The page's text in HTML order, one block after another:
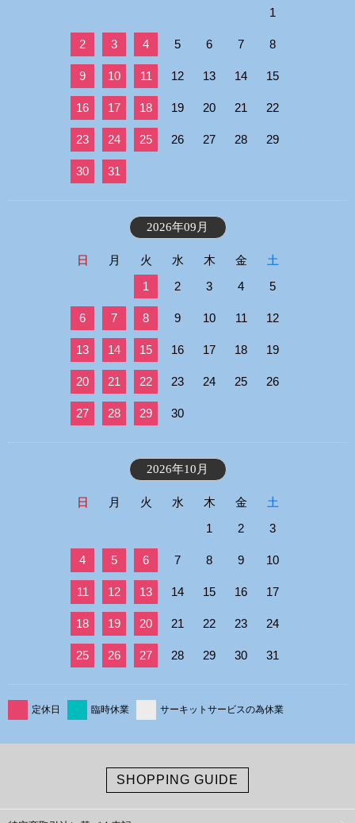
1
2 3 4 5 6 7 8
9 10 11 12 13 14 15
16 17 18 19 20 21 22
23 24 25 26 27 28 29
30 31
2026年09月
日 月 火 水 木 金
土
1
2 3 4 5
6 7 8 9 10 11 12
13 14 15 16 17 18 19
20 21 22 23 24 25 26
27 28 29 30
2026年10月
日 月 火 水 木 金
土
1
2 3
4 5 6 7 8 9 10
11 12 13 14 15 16 17
18 19 20 21 22 23 24
25 26 27 28 29 30 31
定休日 臨時休業 サーキットサービスの為休業
SHOPPING GUIDE